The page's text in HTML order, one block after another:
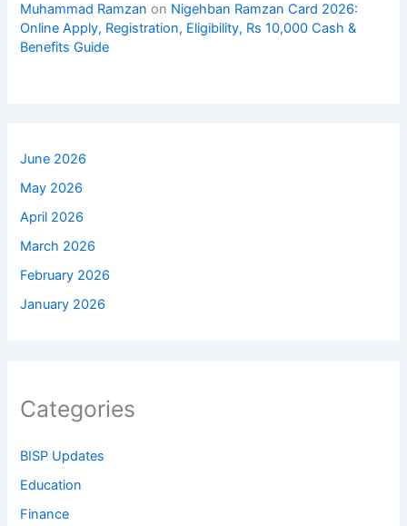
Muhammad Ramzan on Nigehban Ramzan Card 2026:
Online Apply, Registration, Eligibility, Rs 10,000 Cash &
Benefits Guide
June 2026
May 2026
April 2026
March 2026
February 2026
January 2026
Categories
BISP Updates
Education
Finance